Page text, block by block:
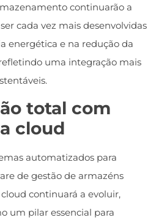
continuarão a
cada vez mais desenvolvidas
energética e na redução da
uma integração mais
total com
cloud
automatizados para
de gestão de armazéns
continuará a evoluir,
um pilar essencial para